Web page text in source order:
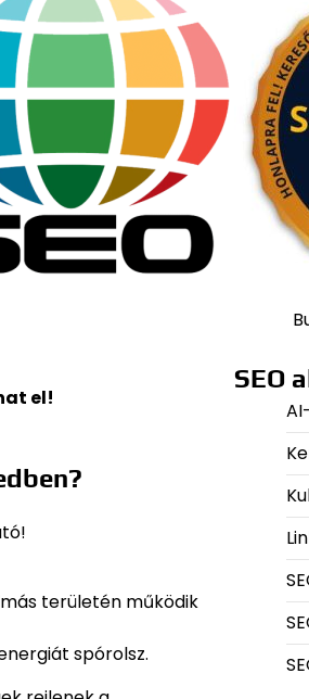
el!
területén működik
spórolsz.
SEO